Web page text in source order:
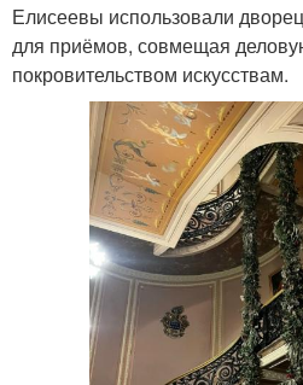
Елисеевы использовали
для приёмов, совмещая
покровительством искусствам.